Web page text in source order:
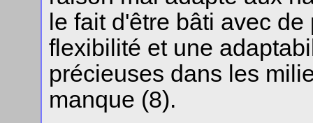
le fait d'être bâti avec
flexibilité et une
précieuses dans les
manque (8).